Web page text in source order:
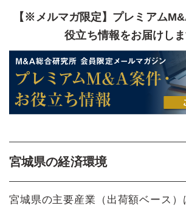
【※メルマガ限定】プレミアム
役立ち情報をお届けしま
宮城県の経済環境
宮城県の主要産業（出荷額ベース）